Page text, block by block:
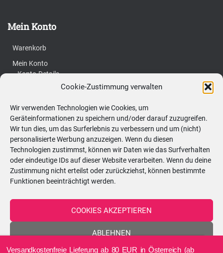
Cookie-Zustimmung verwalten
Wir verwenden Technologien wie Cookies, um
Geräteinformationen zu speichern und/oder darauf zuzugreifen.
Wir tun dies, um das Surferlebnis zu verbessern und um (nicht)
personalisierte Werbung anzuzeigen. Wenn du diesen
Technologien zustimmst, können wir Daten wie das Surfverhalten
oder eindeutige IDs auf dieser Website verarbeiten. Wenn du deine
Zustimmung nicht erteilst oder zurückziehst, können bestimmte
Funktionen beeinträchtigt werden.
COOKIES AKZEPTIEREN
ABLEHNEN
Mein Konto
Warenkorb
Mein Konto
Konto-Details
Vertrag widerrufen
Passwort vergessen
S
u
c
e
n
n
a
Suchen …
Kerzenatelier:
Hörtengasse 62, 1110 Wien
ÖFFNUNGSZEITEN - nach vorheriger
Versandkostenfreie Lieferung ab 80 EUR in Österreich (ab